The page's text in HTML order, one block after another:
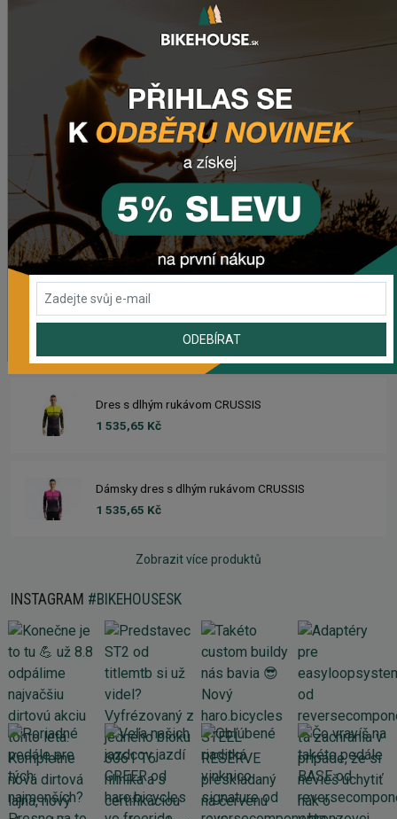
NAPOSLEDY PŘIDANÉ PRODUKTY
Predné svetlo CRUSSIS CRS 1200
1 841,55 Kč
Zadné svetlo CRUSSIS CRS 20
503,69 Kč
Dres CRUSSIS
1 633,93 Kč
Dámsky dres CRUSSIS
Dres s dlhým rukávom CRUSSIS
1 535,65 Kč
Dámsky dres s dlhým rukávom CRUSSIS
1 535,65 Kč
Zobrazit více produktů
INSTAGRAM #BIKEHOUSESK
ODEBÍRAT